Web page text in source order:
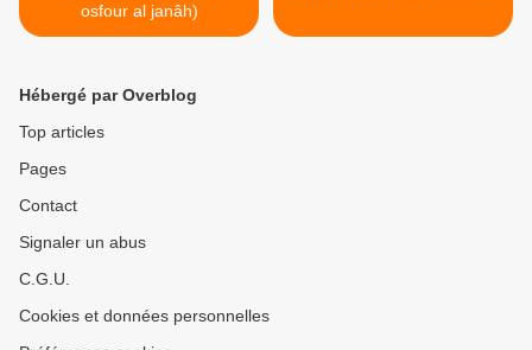
osfour al janâh)
Hébergé par Overblog
Top articles
Pages
Contact
Signaler un abus
C.G.U.
Cookies et données personnelles